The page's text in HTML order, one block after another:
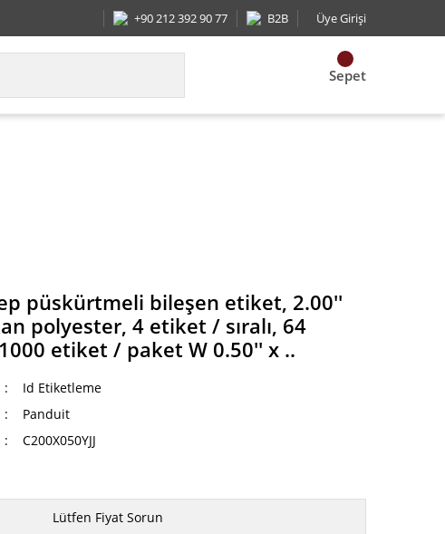
+90 212 392 90 77 B2B Üye Girişi
Sepet
püskürtmeli bileşen etiket, 2.00''
polyester, 4 etiket / sıralı, 64
etiket / paket W 0.50'' x ..
Id Etiketleme
Panduit
C200X050YJJ
Lütfen Fiyat Sorun